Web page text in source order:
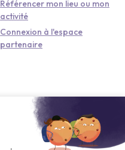
Référencer mon lieu ou mon
activité
Connexion à l'espace
partenaire